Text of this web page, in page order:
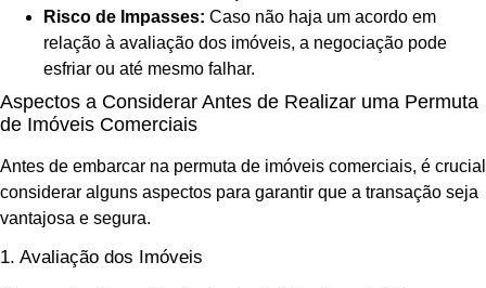
Risco de Impasses: Caso não haja um acordo em
relação à avaliação dos imóveis, a negociação pode
esfriar ou até mesmo falhar.
Aspectos a Considerar Antes de Realizar uma Permuta
de Imóveis Comerciais
Antes de embarcar na permuta de imóveis comerciais, é crucial
considerar alguns aspectos para garantir que a transação seja
vantajosa e segura.
1. Avaliação dos Imóveis